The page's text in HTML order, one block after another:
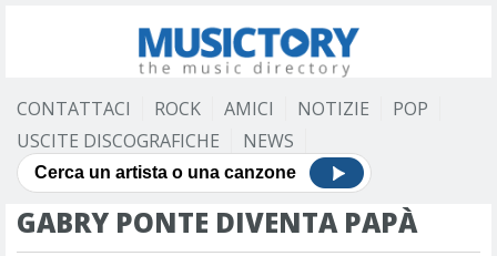
CONTATTACI ROCK AMICI NOTIZIE
POP
USCITE DISCOGRAFICHE
NEWS
GABRY PONTE DIVENTA PAPÀ